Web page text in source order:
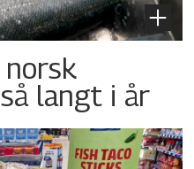
norsk
langt i år